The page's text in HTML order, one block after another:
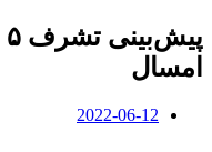
امسال
2022-06-12